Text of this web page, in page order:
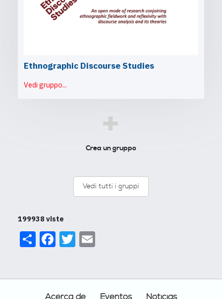
Ethnographic Discourse Studies
Vedi gruppo...
+
Crea un gruppo
Vedi tutti i gruppi
199938 viste
ShareFacebook
Twitter